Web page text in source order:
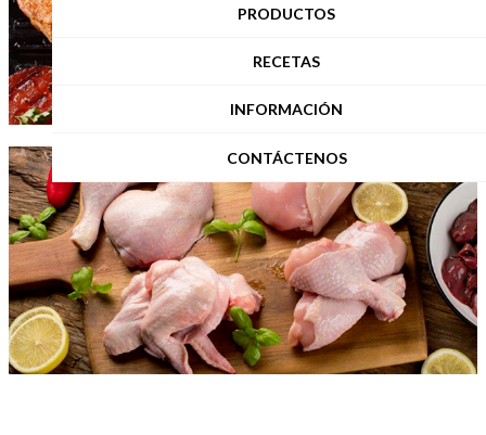
PRODUCTOS
RECETAS
INFORMACIÓN
CONTÁCTENOS